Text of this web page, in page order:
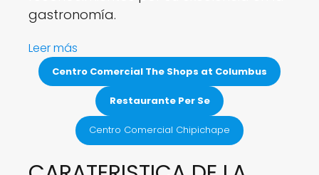
gastronomía.
Leer más
Restaurant
The
French
Laundry
Centro Comercial The Shops at Columbus
Restaurante Per Se
Centro Comercial Chipichape